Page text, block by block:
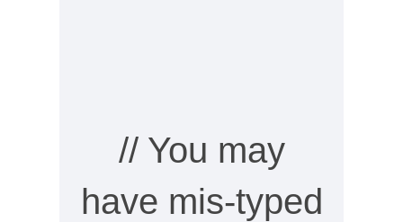
// You may
have mis-typed